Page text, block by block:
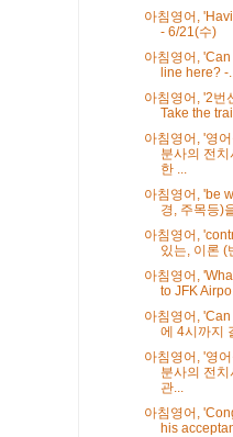
아침영어,
- 6/21(수)
아침영어,
line here? -...
아침영어, '2번
Take the
아침영어, '영
분사의 전
한 ...
아침영어, 'be
경, 주목등)
아침영어,
있는, 이론 (
아침영어,
to JFK Airpo...
아침영어,
에 4시까지
아침영어, '영
분사의 전
관...
아침영어,
his